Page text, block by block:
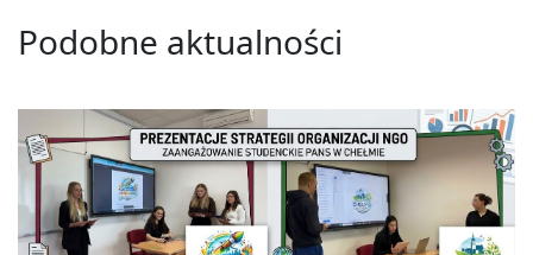
Podobne aktualności